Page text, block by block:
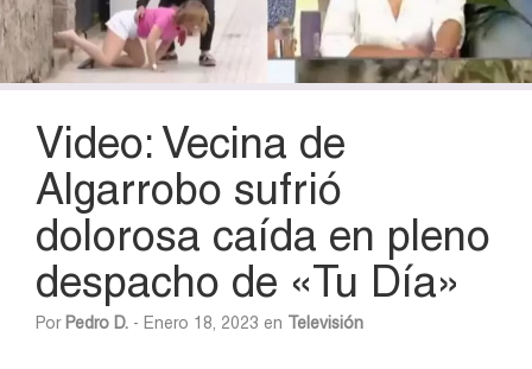
Video: Vecina de
Algarrobo sufrió
dolorosa caída en pleno
despacho de «Tu Día»
Por Pedro D. - Enero 18, 2023 en Televisión